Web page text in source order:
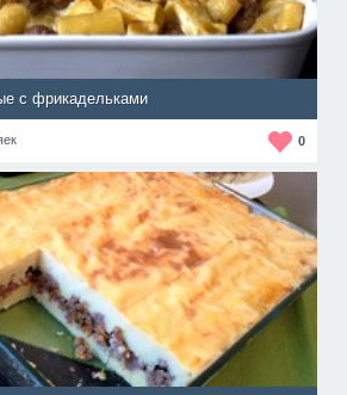
с фрикадельками
0